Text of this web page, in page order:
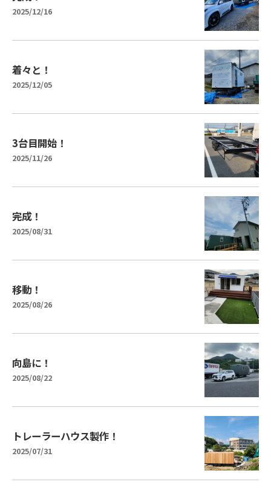
2025/12/16
着々と！
2025/12/05
3台目開始！
2025/11/26
完成！
2025/08/31
移動！
2025/08/26
向島に！
2025/08/22
トレーラーハウス製作！
2025/07/31